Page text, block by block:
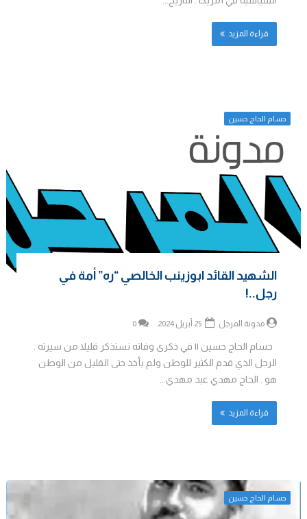
قراءة المزيد
حسام الحاج حسين
الشهيد القائد ابوزينب الخالصي “ره” أمة في
رجل..!
مدونة المرجل 0
حسام الحاج حسين || في ذكرى وفاته نستذكر قليلا من سيرته .
الرجل الذي قدم الكثير للوطن ولم يأخذ حتى القليل من الوطن
هو . الحاج مهدي عبد مهدي...
قراءة المزيد
حسام الحاج حسين